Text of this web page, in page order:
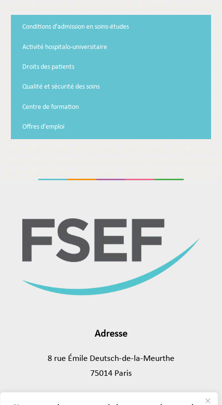
Conditions d'admission en soins-études
Activité hospitalo-universitaire
Droits des patients
Qualité et sécurité des soins
Centre de formation
Offres d'emploi
Adresse
8 rue Émile Deutsch-de-la-Meurthe
75014 Paris